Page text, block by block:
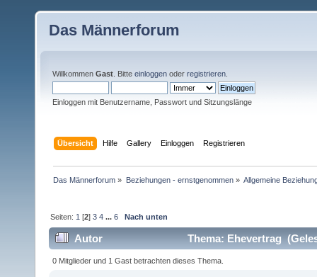
Das Männerforum
Willkommen Gast . Bitte einloggen oder registrieren
Einloggen mit Benutzername, Passwort und Sitzungslänge
Übersicht Hilfe Gallery Einloggen Registrieren
Das Männerforum » Beziehungen - ernstgenommen» Allgemeine
Seiten: 1 [2]3 4 ...6 Nach unten
Autor Thema: Ehevertrag
0 Mitglieder und 1 Gast betrachten dieses Thema.